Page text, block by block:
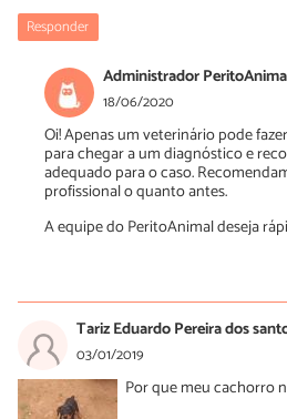
ele o máximo que posso.
Responder
Administrador
18/06/2020
Oi! Apenas um veterinário pode
para chegar a um diagnóstico e
adequado para o caso.
profissional o quanto antes.
A equipe do PeritoAnimal deseja
Tariz Eduardo Pereira dos
03/01/2019
Por que meu cachorro